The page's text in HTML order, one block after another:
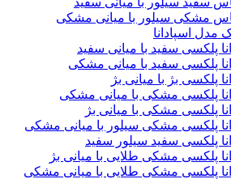
مشکی سیلور با میانی مشکی
مدل اسپادانا
پلکسی سفید با میانی سفید
پلکسی سفید با میانی مشکی
پلکسی بژ با میانی بژ
پلکسی مشکی با میانی مشکی
پلکسی مشکی با میانی بژ
پلکسی مشکی سیلور با میانی مشکی
پلکسی سفید سیلور سفید
پلکسی مشکی طلایی با میانی بژ
پلکسی مشکی طلایی با میانی مشکی